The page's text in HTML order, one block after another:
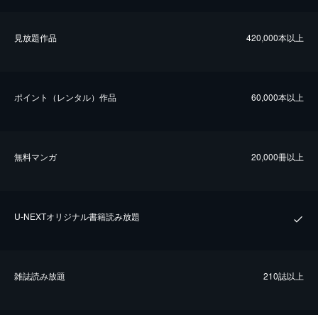
⾒放題作品 420,000本以上
ポイント（レンタル）作品 60,000本以上
無料マンガ 20,000冊以上
U-NEXTオリジナル書籍読み放題
雑誌読み放題 210誌以上